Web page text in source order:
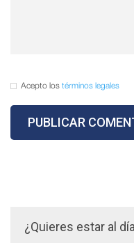
Acepto los términos legales
¿Quieres estar al